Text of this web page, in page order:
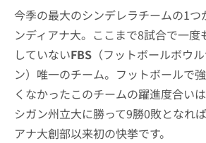
今季の最大のシンデレラチームの1つ
ンディアナ大。ここまで8試合で一
していないFBS （フットボールボウ
ン）唯一のチーム。フットボールで
くなかったこのチームの躍進度合い
シガン州立大に勝って9勝0敗となれ
アナ大創部以来初の快挙です。